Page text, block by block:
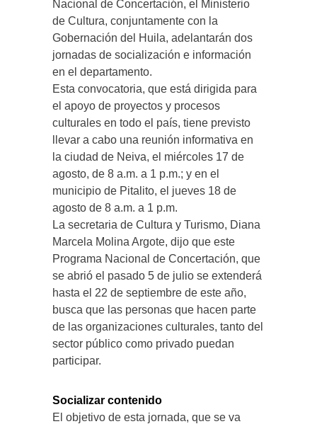
Nacional de Concertación, el Ministerio
de Cultura, conjuntamente con la
Gobernación del Huila, adelantarán dos
jornadas de socialización e información
en el departamento.
Esta convocatoria, que está dirigida para
el apoyo de proyectos y procesos
culturales en todo el país, tiene previsto
llevar a cabo una reunión informativa en
la ciudad de Neiva, el miércoles 17 de
agosto, de 8 a.m. a 1 p.m.; y en el
municipio de Pitalito, el jueves 18 de
agosto de 8 a.m. a 1 p.m.
La secretaria de Cultura y Turismo, Diana
Marcela Molina Argote, dijo que este
Programa Nacional de Concertación, que
se abrió el pasado 5 de julio se extenderá
hasta el 22 de septiembre de este año,
busca que las personas que hacen parte
de las organizaciones culturales, tanto del
sector público como privado puedan
participar.
Socializar contenido
El objetivo de esta jornada, que se va